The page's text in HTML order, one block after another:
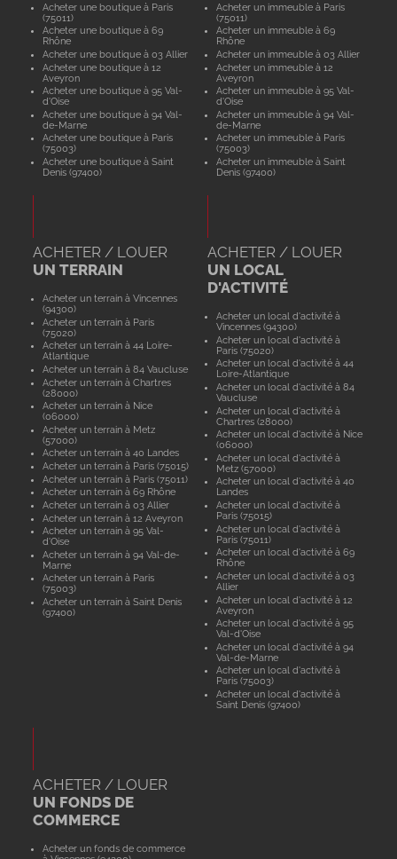
Acheter une boutique à Paris
(75011)
Acheter une boutique à 69
Rhône
Acheter une boutique à 03 Allier
Acheter une boutique à 12
Aveyron
Acheter une boutique à 95 Val-
d'Oise
Acheter une boutique à 94 Val-
de-Marne
Acheter une boutique à Paris
(75003)
Acheter une boutique à Saint
Denis (97400)
Acheter un immeuble à Paris
(75011)
Acheter un immeuble à 69
Rhône
Acheter un immeuble à 03 Allier
Acheter un immeuble à 12
Aveyron
Acheter un immeuble à 95 Val-
d'Oise
Acheter un immeuble à 94 Val-
de-Marne
Acheter un immeuble à Paris
(75003)
Acheter un immeuble à Saint
Denis (97400)
ACHETER / LOUER
UN TERRAIN
Acheter un terrain à Vincennes
(94300)
Acheter un terrain à Paris
(75020)
Acheter un terrain à 44 Loire-
Atlantique
Acheter un terrain à 84 Vaucluse
Acheter un terrain à Chartres
(28000)
Acheter un terrain à Nice
(06000)
Acheter un terrain à Metz
(57000)
Acheter un terrain à 40 Landes
Acheter un terrain à Paris (75015)
Acheter un terrain à Paris (75011)
Acheter un terrain à 69 Rhône
Acheter un terrain à 03 Allier
Acheter un terrain à 12 Aveyron
Acheter un terrain à 95 Val-
d'Oise
Acheter un terrain à 94 Val-de-
Marne
Acheter un terrain à Paris
(75003)
Acheter un terrain à Saint Denis
(97400)
ACHETER / LOUER
UN LOCAL
D'ACTIVITÉ
Acheter un local d'activité à
Vincennes (94300)
Acheter un local d'activité à
Paris (75020)
Acheter un local d'activité à 44
Loire-Atlantique
Acheter un local d'activité à 84
Vaucluse
Acheter un local d'activité à
Chartres (28000)
Acheter un local d'activité à Nice
(06000)
Acheter un local d'activité à
Metz (57000)
Acheter un local d'activité à 40
Landes
Acheter un local d'activité à
Paris (75015)
Acheter un local d'activité à
Paris (75011)
Acheter un local d'activité à 69
Rhône
Acheter un local d'activité à 03
Allier
Acheter un local d'activité à 12
Aveyron
Acheter un local d'activité à 95
Val-d'Oise
Acheter un local d'activité à 94
Val-de-Marne
Acheter un local d'activité à
Paris (75003)
Acheter un local d'activité à
Saint Denis (97400)
ACHETER / LOUER
UN FONDS DE
COMMERCE
Acheter un fonds de commerce